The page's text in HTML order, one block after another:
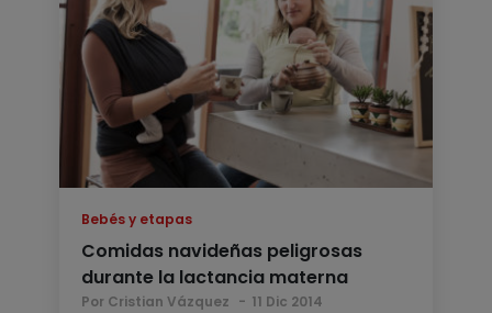
Bebés y etapas
Comidas navideñas peligrosas
durante la lactancia materna
Por Cristian Vázquez 11 Dic 2014